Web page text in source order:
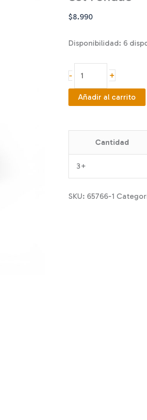
$8.990
Disponibilidad: 6
-
Fondue
cantidad
+
Añadir al carrito
Cantidad
3+
SKU: 65766-1